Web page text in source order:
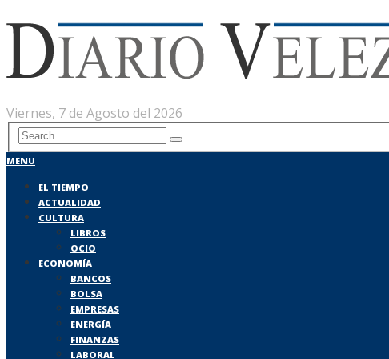
Viernes, 7 de Agosto del 2026
MENU
EL TIEMPO
ACTUALIDAD
CULTURA
LIBROS
OCIO
ECONOMÍA
BANCOS
BOLSA
EMPRESAS
ENERGÍA
FINANZAS
LABORAL